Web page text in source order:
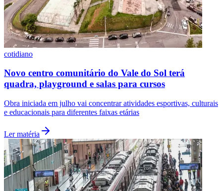
cotidiano
Novo centro comunitário do Vale do Sol terá
quadra, playground e salas para cursos
Obra iniciada em julho vai concentrar atividades esportivas, culturais
e educacionais para diferentes faixas etárias
Ler matéria